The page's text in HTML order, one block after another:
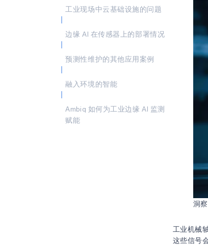
可穿戴设备
游戏
工业现场中云基础设施的问题
边缘 AI 在传感器上的部署情况
预测性维护的其他应用案例
融入环境的智能
Ambiq 如何为工业边缘 AI 监测
赋能
洞
工业机械
这些信号